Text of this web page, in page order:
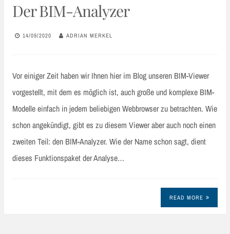
Der BIM-Analyzer
14/09/2020 ADRIAN MERKEL
Vor einiger Zeit haben wir Ihnen hier im Blog unseren BIM-Viewer
vorgestellt, mit dem es möglich ist, auch große und komplexe BIM-
Modelle einfach in jedem beliebigen Webbrowser zu betrachten. Wie
schon angekündigt, gibt es zu diesem Viewer aber auch noch einen
zweiten Teil: den BIM-Analyzer. Wie der Name schon sagt, dient
dieses Funktionspaket der Analyse…
READ MORE